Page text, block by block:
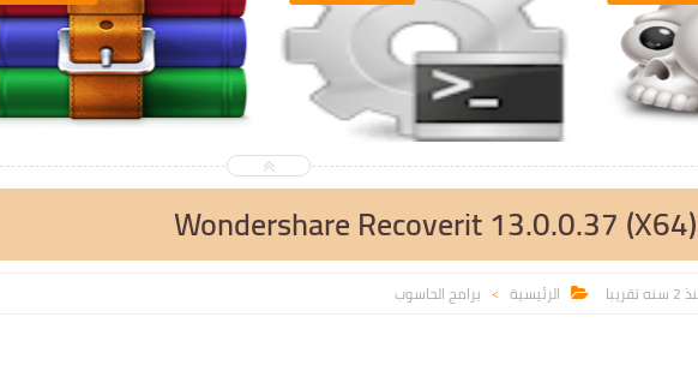
Wondershare Recoverit 13.0.0.37
 الرئيسية > برامج الحاسوب